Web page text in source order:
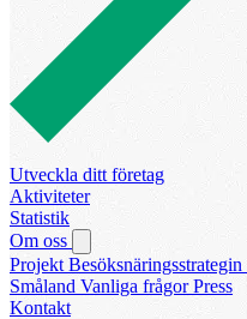
Utveckla ditt företag
Aktiviteter
Statistik
Om oss
Projekt Besöksnäringsstrategin
Småland Vanliga frågorPress
Kontakt